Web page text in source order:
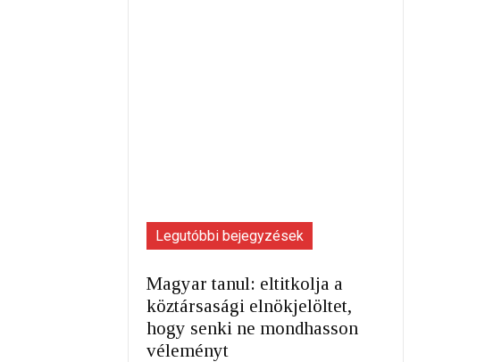
Legutóbbi bejegyzések
Magyar tanul: eltitkolja a
köztársasági elnökjelöltet,
hogy senki ne mondhasson
véleményt